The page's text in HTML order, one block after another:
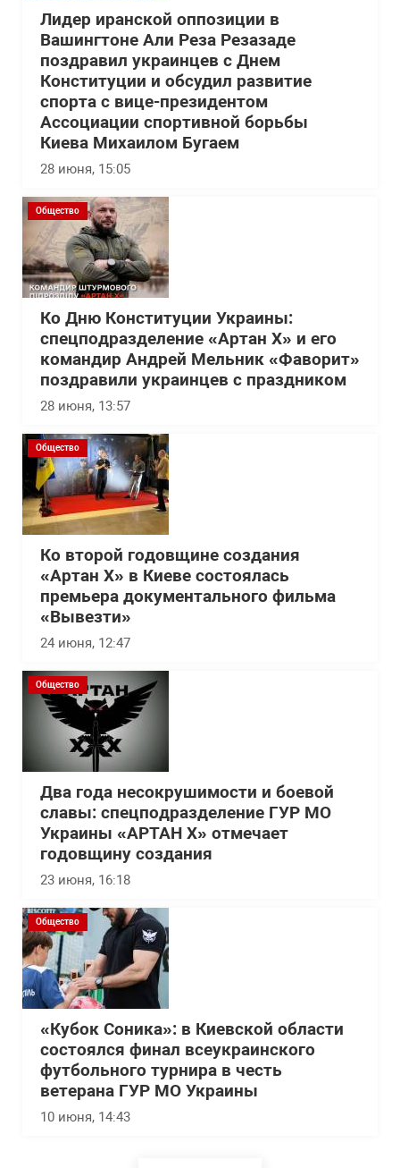
Лидер иранской оппозиции в
Вашингтоне Али Реза Резазаде
поздравил украинцев с Днем
Конституции и обсудил развитие
спорта с вице-президентом
Ассоциации спортивной борьбы
Киева Михаилом Бугаем
28 июня, 15:05
Общество
Ко Дню Конституции Украины:
спецподразделение «Артан Х» и его
командир Андрей Мельник «Фаворит»
поздравили украинцев с праздником
28 июня, 13:57
Общество
Ко второй годовщине создания
«Артан Х» в Киеве состоялась
премьера документального фильма
«Вывезти»
24 июня, 12:47
Общество
Два года несокрушимости и боевой
славы: спецподразделение ГУР МО
Украины «АРТАН Х» отмечает
годовщину создания
23 июня, 16:18
Общество
«Кубок Соника»: в Киевской области
состоялся финал всеукраинского
футбольного турнира в честь
ветерана ГУР МО Украины
10 июня, 14:43